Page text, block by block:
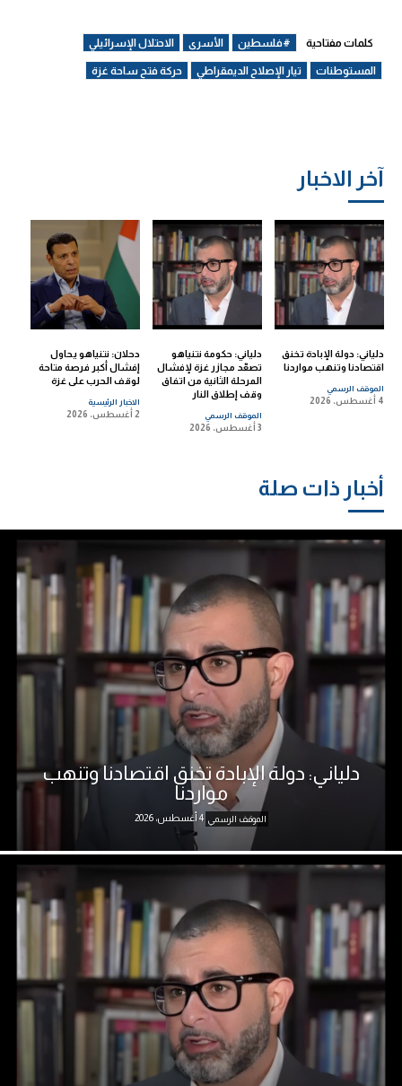
آخر الاخبار
دلياني: دولة الإبادة تخنق
اقتصادنا وتنهب مواردنا
الموقف الرسمي
4 أغسطس، 2026
دلياني: حكومة نتنياهو
تصعّد مجازر غزة لإفشال
المرحلة الثانية من اتفاق
وقف إطلاق النار
الموقف الرسمي
3 أغسطس، 2026
دحلان: نتنياهو يحاول
إفشال أكبر فرصة متاحة
لوقف الحرب على غزة
الاخبار الرئيسية
2 أغسطس، 2026
كلمات مفتاحية #فلسطين الأسرى الاحتلال الإسرائيلي
المستوطنات تيار الإصلاح الديمقراطي حركة فتح ساحة غزة
أخبار ذات صلة
دلياني: دولة الإبادة تخنق اقتصادنا وتنهب
مواردنا
الموقف الرسمي 4 أغسطس، 2026